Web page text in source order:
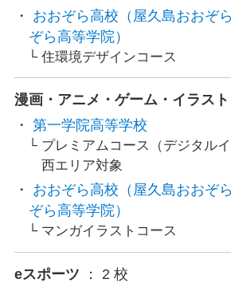
おおぞら高校（屋久島おおぞ
ぞら高等学院）
住環境デザインコース
漫画・アニメ・ゲーム・イラスト
第一学院高等学校
プレミアムコース（デジタル
西エリア対象
おおぞら高校（屋久島おおぞ
ぞら高等学院）
マンガイラストコース
eスポーツ
： 2 校